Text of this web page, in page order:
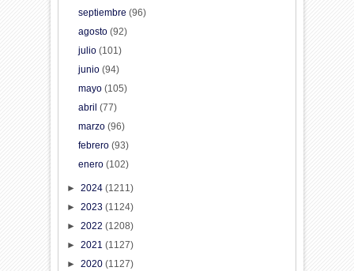
septiembre (96)
agosto (92)
julio (101)
junio (94)
mayo (105)
abril (77)
marzo (96)
febrero (93)
enero (102)
►2024(1211)
►2023(1124)
►2022(1208)
►2021(1127)
►2020(1127)